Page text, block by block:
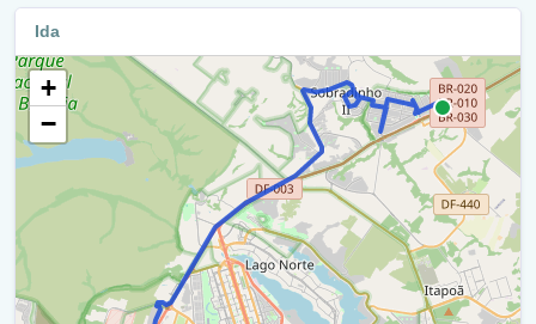
Q.13/Central (Rua 3) / Ra V
Q.2/Central / Ra V
Q. 4/2 / Ra V
Q.2/Central / Ra V
Q.13/14 (Rua 8) / Ra V
Q.2/Central / Ra V
Q13 (Rua 3) / Ra V
Ida
+
−